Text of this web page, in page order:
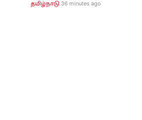
தமிழ்நாடு 36 minutes ago